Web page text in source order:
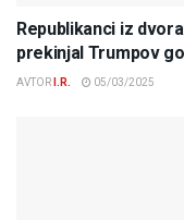
Republikanci iz
prekinjal Trumpov
AVTOR I.R. 05/03/2025